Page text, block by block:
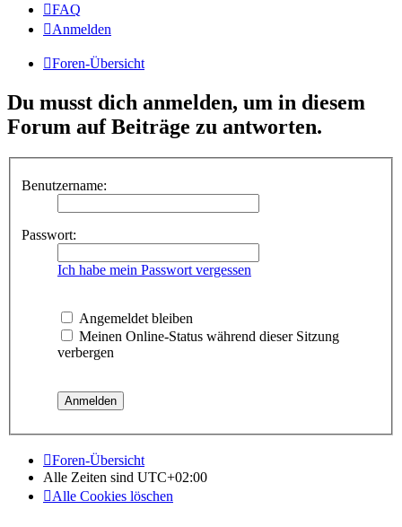
FAQ
Anmelden
Foren-Übersicht
Du musst dich anmelden, um in diesem
Forum auf Beiträge zu antworten.
Benutzername:
Passwort:
Ich habe mein Passwort vergessen
Angemeldet bleiben
Meinen Online-Status während dieser Sitzung
verbergen
Foren-Übersicht
Alle Zeiten sind UTC+02:00
Alle Cookies löschen